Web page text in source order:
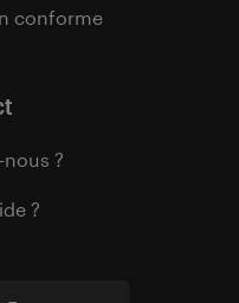
conforme
?
?